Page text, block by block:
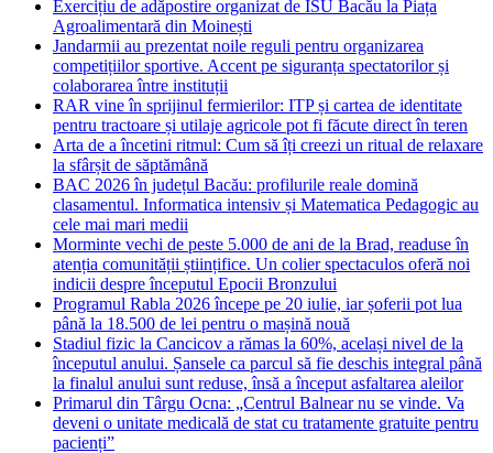
Exercițiu de adăpostire organizat de ISU Bacău la Piața
Agroalimentară din Moinești
Jandarmii au prezentat noile reguli pentru organizarea
competițiilor sportive. Accent pe siguranța spectatorilor și
colaborarea între instituții
RAR vine în sprijinul fermierilor: ITP și cartea de identitate
pentru tractoare și utilaje agricole pot fi făcute direct în teren
Arta de a încetini ritmul: Cum să îți creezi un ritual de relaxare
la sfârșit de săptămână
BAC 2026 în județul Bacău: profilurile reale domină
clasamentul. Informatica intensiv și Matematica Pedagogic au
cele mai mari medii
Morminte vechi de peste 5.000 de ani de la Brad, readuse în
atenția comunității științifice. Un colier spectaculos oferă noi
indicii despre începutul Epocii Bronzului
Programul Rabla 2026 începe pe 20 iulie, iar șoferii pot lua
până la 18.500 de lei pentru o mașină nouă
Stadiul fizic la Cancicov a rămas la 60%, același nivel de la
începutul anului. Șansele ca parcul să fie deschis integral până
la finalul anului sunt reduse, însă a început asfaltarea aleilor
Primarul din Târgu Ocna: „Centrul Balnear nu se vinde. Va
deveni o unitate medicală de stat cu tratamente gratuite pentru
pacienți”